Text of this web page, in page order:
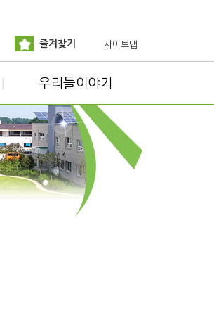
즐겨찾기 사이트맵
우리들이야기